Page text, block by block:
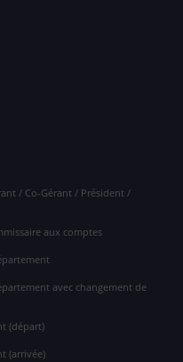
/ Co-Gérant / Président /
aux comptes
avec changement de
(départ)
(arrivée)